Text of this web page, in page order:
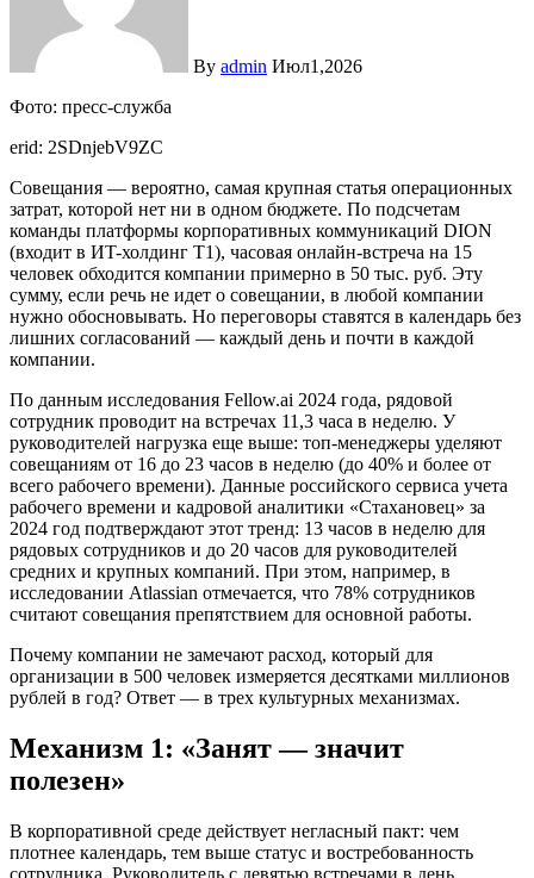
By admin Июл1,2026
Фото: пресс-служба
erid: 2SDnjebV9ZC
Совещания — вероятно, самая крупная статья операционных
затрат, которой нет ни в одном бюджете. По подсчетам
команды платформы корпоративных коммуникаций DION
(входит в ИT-холдинг Т1), часовая онлайн-встреча на 15
человек обходится компании примерно в 50 тыс. руб. Эту
сумму, если речь не идет о совещании, в любой компании
нужно обосновывать. Но переговоры ставятся в календарь без
лишних согласований — каждый день и почти в каждой
компании.
По данным исследования Fellow.ai 2024 года, рядовой
сотрудник проводит на встречах 11,3 часа в неделю. У
руководителей нагрузка еще выше: топ-менеджеры уделяют
совещаниям от 16 до 23 часов в неделю (до 40% и более от
всего рабочего времени). Данные российского сервиса учета
рабочего времени и кадровой аналитики «Стахановец» за
2024 год подтверждают этот тренд: 13 часов в неделю для
рядовых сотрудников и до 20 часов для руководителей
средних и крупных компаний. При этом, например, в
исследовании Atlassian отмечается, что 78% сотрудников
считают совещания препятствием для основной работы.
Почему компании не замечают расход, который для
организации в 500 человек измеряется десятками миллионов
рублей в год? Ответ — в трех культурных механизмах.
Механизм 1: «Занят — значит
полезен»
В корпоративной среде действует негласный пакт: чем
плотнее календарь, тем выше статус и востребованность
сотрудника. Руководитель с девятью встречами в день